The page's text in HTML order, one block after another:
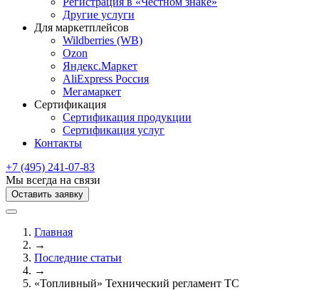
Другие услуги
Для маркетплейсов
Wildberries (WB)
Ozon
Яндекс.Маркет
AliExpress Россия
Мегамаркет
Сертификация
Сертификация продукции
Сертификация услуг
Контакты
+7 (495) 241-07-83
Мы всегда на связи
Оставить заявку
Главная
→
Последние статьи
→
«Топливный» Технический регламент ТС